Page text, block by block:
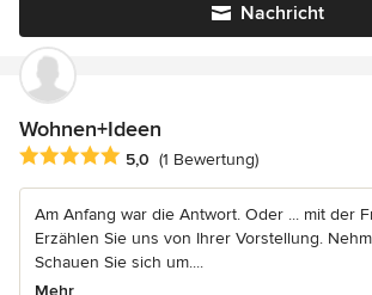
Nachricht
Wohnen+Ideen
Durchschnittliche Bewertung: 5 von 5
5,0 (1 Bewertung)
Am Anfang war die Antwort. Oder ... mit der
Erzählen Sie uns von Ihrer Vorstellung.
Schauen Sie sich um....